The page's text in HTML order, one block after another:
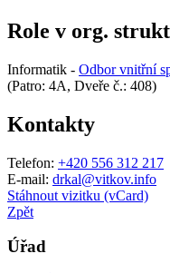
Role v org.
Informatik - Odbor vnitřní
(Patro: 4A, Dveře č.: 408)
Kontakty
Telefon: +420 556 312 217
E-mail: drkal@vitkov.info
Stáhnout vizitku (vCard)
Zpět
Úřad